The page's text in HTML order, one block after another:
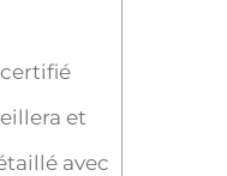
et
avec